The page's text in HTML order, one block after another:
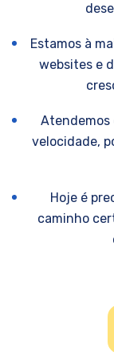
Estamos à
websites e
Atendemos
velocidade,
Hoje é
caminho